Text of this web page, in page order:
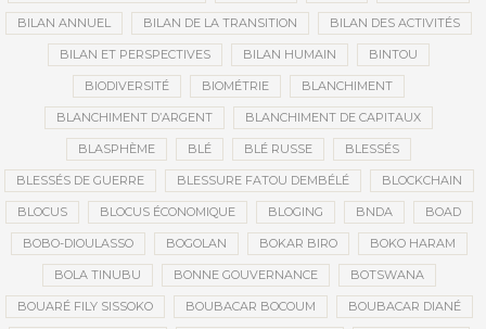
BILAN ANNUEL BILAN DE LA TRANSITION BILAN DES ACTIVITÉS
BILAN ET PERSPECTIVES BILAN HUMAIN BINTOU
BIODIVERSITÉ BIOMÉTRIE BLANCHIMENT
BLANCHIMENT D’ARGENT BLANCHIMENT DE CAPITAUX
BLASPHÈME BLÉ BLÉ RUSSE BLESSÉS
BLESSÉS DE GUERRE BLESSURE FATOU DEMBÉLÉ BLOCKCHAIN
BLOCUS BLOCUS ÉCONOMIQUE BLOGING BNDA BOAD
BOBO-DIOULASSO BOGOLAN BOKAR BIRO BOKO HARAM
BOLA TINUBU BONNE GOUVERNANCE BOTSWANA
BOUARÉ FILY SISSOKO BOUBACAR BOCOUM BOUBACAR DIANÉ